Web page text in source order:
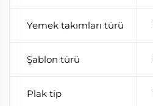
Yemek takımları türü
Şablon türü
Plak tip